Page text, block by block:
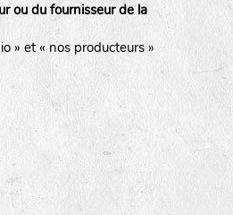
(BGH)
www.bolster.nl
ou du fournisseur de la
» et « nos producteurs »